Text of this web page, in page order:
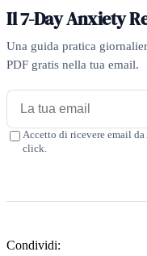
Il 7-Day Anxiety
Una guida pratica
PDF gratis nella tua email.
Accetto di ricevere email
click.
Condividi: